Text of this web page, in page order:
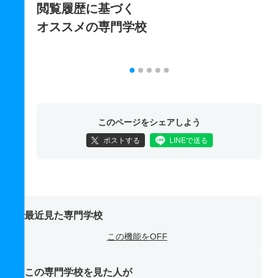
閲覧履歴に基づく
オススメの専門学校
このページをシェアしよう
ポストする LINEで送る
最近見た専門学校
この機能をOFF
この専門学校を見た人が